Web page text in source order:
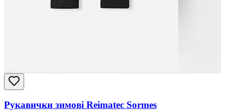
Рукавички зимові Reimatec Sormes